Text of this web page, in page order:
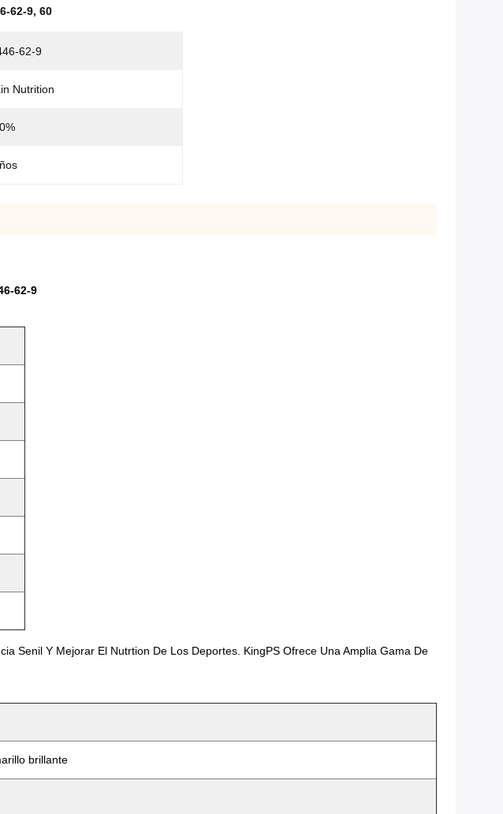
62-9, 60
62-9
Nutrition
62-9
Senil Y Mejorar El Nutrtion De Los Deportes. KingPS Ofrece Una Amplia Gama De
brillante